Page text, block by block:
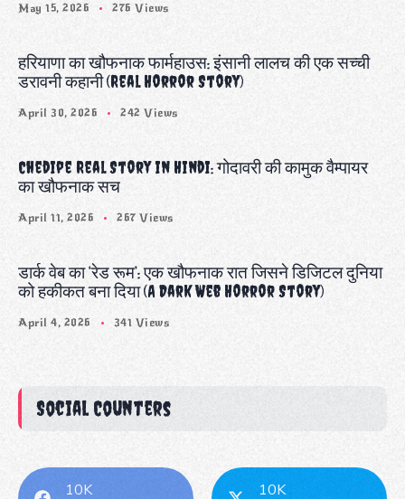
May 15, 2026 276 Views
हरियाणा का खौफनाक फार्महाउस: इंसानी लालच की एक सच्ची
डरावनी कहानी (Real Horror Story)
April 30, 2026 242 Views
Chedipe Real Story in Hindi: गोदावरी की कामुक वैम्पायर
का खौफनाक सच
April 11, 2026 267 Views
डार्क वेब का ‘रेड रूम’: एक खौफनाक रात जिसने डिजिटल दुनिया
को हकीकत बना दिया (A Dark Web Horror Story)
April 4, 2026 341 Views
Social Counters
10K 10K